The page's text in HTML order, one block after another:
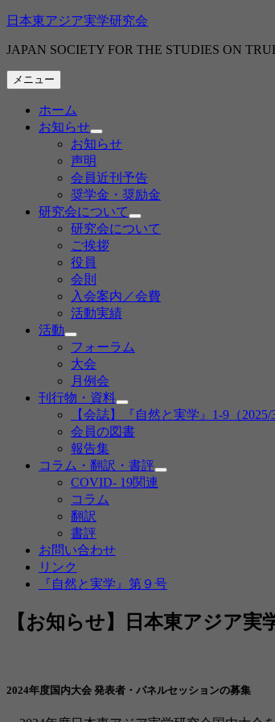
コ
テ
ン
ツ
日本東アジア実学研究会
JAPAN SOCIETY FOR THE STUDIES ON
メニュー
ホーム
お知らせ
サ
ブ
メ
ニ
ュ
ー
を
展
開
お知らせ
声明
会員近刊予告
奨学金・奨励金
研究会について
サ
ブ
ー
研究会について
ご挨拶
役員
会則
入会案内／会費
活動実績
活動
サ
ブ
メ
ニ
ュ
ー
を
展
開
フォーラム
大会
月例会
刊行物・資料
サ
ブ
メ
ュ
ー
【会誌】『自然と実学』1-9（2025/
会員の図書
報告集
コラム・翻訳・書評
サ
展
開
COVID- 19関連
コラム
翻訳
書評
お問い合わせ
リンク
『自然と実学』第９号
【お知らせ】日本東アジア
2024年度国内大会 発表者・パネルセッションの募集